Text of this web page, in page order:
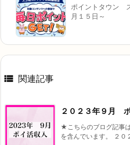
ポイントタウン
月１５日～
 関連記事
２０２３年９月
★こちらのブログ記事
を含んでいます。 ２０